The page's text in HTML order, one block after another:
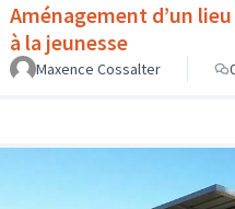
Aménagement d’un
à la jeunesse
Maxence Cossalter